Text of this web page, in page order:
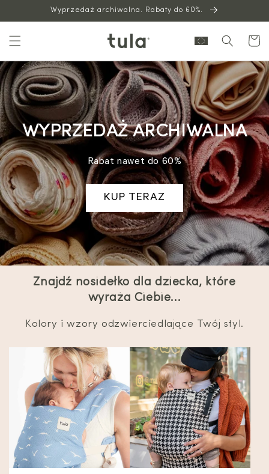
Wyprzedaż archiwalna. Rabaty do 60%.
Wózek
WYPRZEDAŻ ARCHIWALNA
Rabat nawet do 60%
KUP TERAZ
Znajdź nosidełko dla dziecka, które
wyraża Ciebie...
Kolory i wzory odzwierciedlające Twój styl.